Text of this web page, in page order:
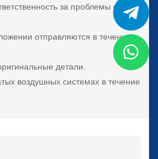
за проблемы с
отправляются в течение
детали.
воздушных системах в течение